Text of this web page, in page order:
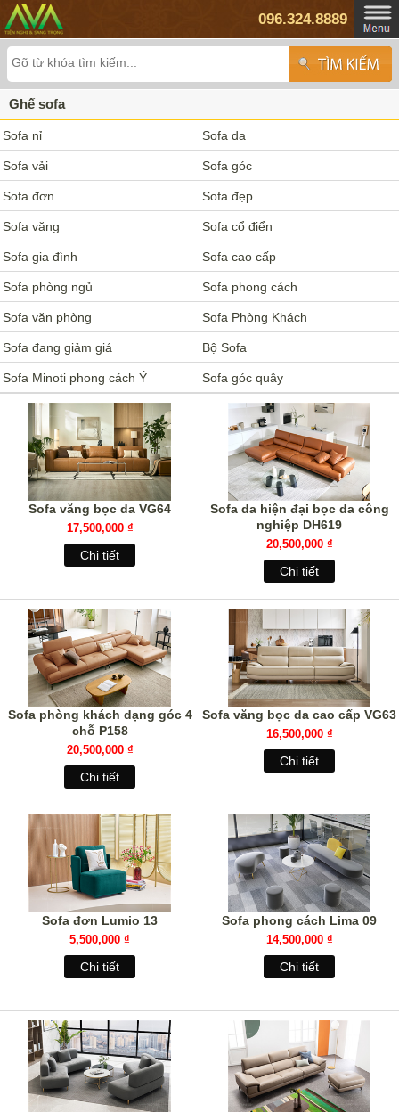
096.324.8889
Ghế sofa
Sofa nỉ Sofa da
Sofa vải Sofa góc
Sofa đơn Sofa đẹp
Sofa văng Sofa cổ điển
Sofa gia đình Sofa cao cấp
Sofa phòng ngủ Sofa phong cách
Sofa văn phòng Sofa Phòng Khách
Sofa đang giảm giá Bộ Sofa
Sofa Minoti phong cách Ý Sofa góc quây
Sofa văng bọc da VG64
17,500,000 ₫
Chi tiết
Sofa da hiện đại bọc da công
nghiệp DH619
20,500,000 ₫
Chi tiết
Sofa phòng khách dạng góc 4
chỗ P158
20,500,000 ₫
Chi tiết
Sofa văng bọc da cao cấp VG63
16,500,000 ₫
Chi tiết
Sofa đơn Lumio 13
5,500,000 ₫
Chi tiết
Sofa phong cách Lima 09
14,500,000 ₫
Chi tiết